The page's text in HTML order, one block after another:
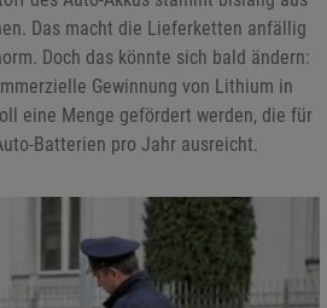
Das macht die Lieferketten anfällig
Doch das könnte sich bald ändern:
Gewinnung von Lithium in
eine Menge gefördert werden, die für
Batterien pro Jahr ausreicht.